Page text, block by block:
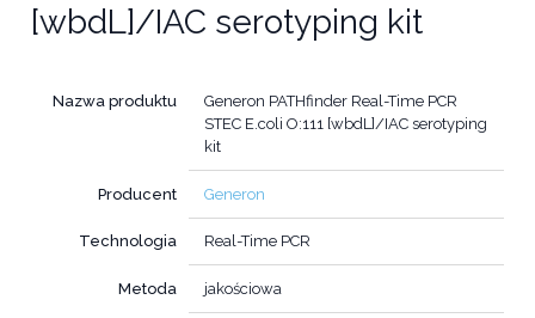
[wbdL]/IAC serotyping kit
Nazwa produktu
Generon PATHfinder Real-Time PCR
STEC E.coli O:111 [wbdL]/IAC serotyping
kit
Producent Generon
Technologia Real-Time PCR
Metoda jakościowa